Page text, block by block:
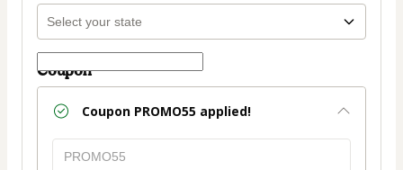
Coupon
Coupon PROMO55 applied!